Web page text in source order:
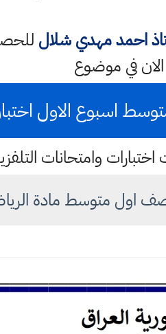
احمد مهدي شلال
في موضوع
الاول اختبارات
وامتحانات
اول متوسط مادة